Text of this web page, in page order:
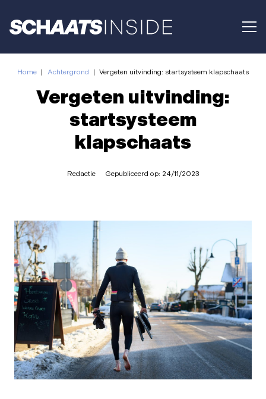
Home | Achtergrond | Vergeten uitvinding: startsysteem klapschaats
Vergeten uitvinding:
startsysteem
klapschaats
Redactie Gepubliceerd op: 24/11/2023